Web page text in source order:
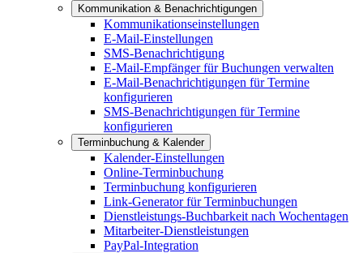
Kommunikation & Benachrichtigungen
Kommunikationseinstellungen
E-Mail-Einstellungen
SMS-Benachrichtigung
E-Mail-Empfänger für Buchungen verwalten
E-Mail-Benachrichtigungen für Termine
konfigurieren
SMS-Benachrichtigungen für Termine
konfigurieren
Terminbuchung & Kalender
Kalender-Einstellungen
Online-Terminbuchung
Terminbuchung konfigurieren
Link-Generator für Terminbuchungen
Dienstleistungs-Buchbarkeit nach Wochentagen
Mitarbeiter-Dienstleistungen
PayPal-Integration